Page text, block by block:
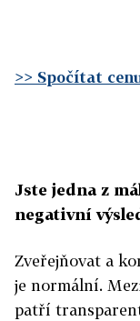
>> Spočítat
Jste jedna z
negativní
Zveřejňovat a
je normální.
patří